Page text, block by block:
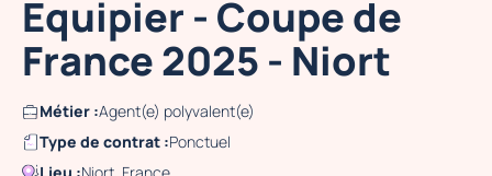
Equipier - Coupe de
France 2025 - Niort
Métier :Agent(e) polyvalent(e)
Type de contrat :Ponctuel